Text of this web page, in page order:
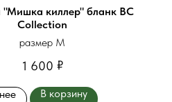
"Мишка киллер" бланк BC
Collection
размер М
1 600 ₽
В корзину